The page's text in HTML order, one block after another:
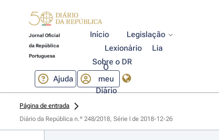
Jornal Oficial
da República
Portuguesa
Início
Legislação
Lexionário
Lia
Sobre o DR
Ajuda
O
meu
Diário
Página de entrada
Diário da República n.º 248/2018, Série I de 2018-12-26